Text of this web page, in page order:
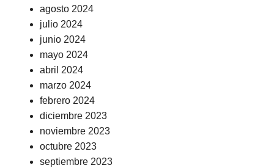
agosto 2024
julio 2024
junio 2024
mayo 2024
abril 2024
marzo 2024
febrero 2024
diciembre 2023
noviembre 2023
octubre 2023
septiembre 2023